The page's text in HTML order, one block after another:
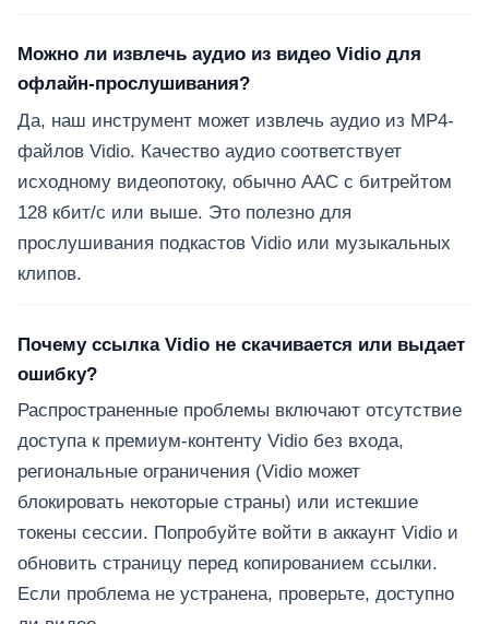
Можно ли извлечь аудио из видео Vidio для
офлайн-прослушивания?
Да, наш инструмент может извлечь аудио из MP4-
файлов Vidio. Качество аудио соответствует
исходному видеопотоку, обычно AAC с битрейтом
128 кбит/с или выше. Это полезно для
прослушивания подкастов Vidio или музыкальных
клипов.
Почему ссылка Vidio не скачивается или выдает
ошибку?
Распространенные проблемы включают отсутствие
доступа к премиум-контенту Vidio без входа,
региональные ограничения (Vidio может
блокировать некоторые страны) или истекшие
токены сессии. Попробуйте войти в аккаунт Vidio и
обновить страницу перед копированием ссылки.
Если проблема не устранена, проверьте, доступно